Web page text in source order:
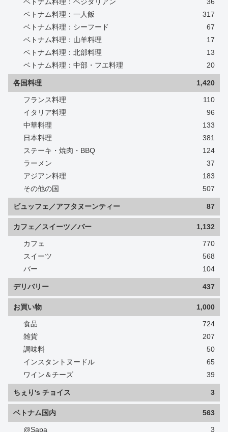
ベトナム料理：ベジタリアン
36
ベトナム料理：一人飯
317
ベトナム料理：シーフード
67
ベトナム料理：山羊料理
17
ベトナム料理：北部料理
13
ベトナム料理：中部・フエ料理
20
各国料理 1,420
フランス料理
110
イタリア料理
96
中華料理
133
日本料理
381
ステーキ・焼肉・BBQ
124
ラーメン
37
アジアン料理
183
その他の国
507
ビュッフェ／アフタヌーンティー 87
カフェ／スイーツ／バー 1,132
カフェ
770
スイーツ
568
バー
104
デリバリー 437
お買い物 1,000
食品
724
雑貨
207
調味料
50
インスタントヌードル
65
ワイン＆チーズ
39
ちぇり's チョイス 3
ベトナム国内 563
@Sapa 3